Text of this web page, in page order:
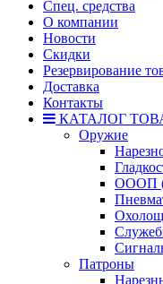
Спец. средства
О компании
Новости
Скидки
Резервирование
Доставка
Контакты
КАТАЛОГ
Оружие
ОООП
Патроны